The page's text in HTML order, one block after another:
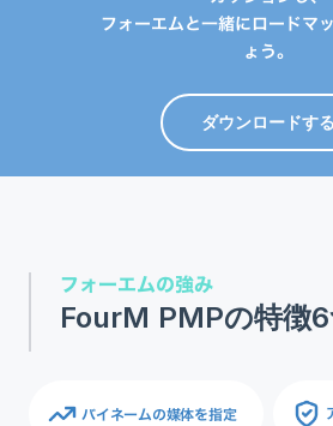
フォーエムと一緒にロードマ
ょう。
ダウンロードする
フォーエムの強み
FourM PMPの特徴
バイネームの媒体を指定